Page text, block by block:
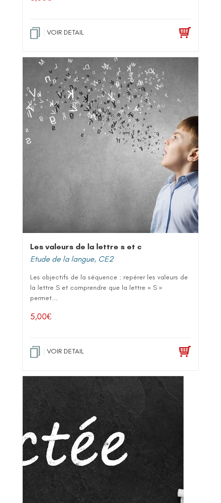
VOIR DETAIL
Les valeurs de la lettre s et c
Etude de la langue, CE2
Les objectifs de la séquence : repérer les valeurs de
la lettre S et comprendre que la lettre « S »
permet...
5,00€
VOIR DETAIL